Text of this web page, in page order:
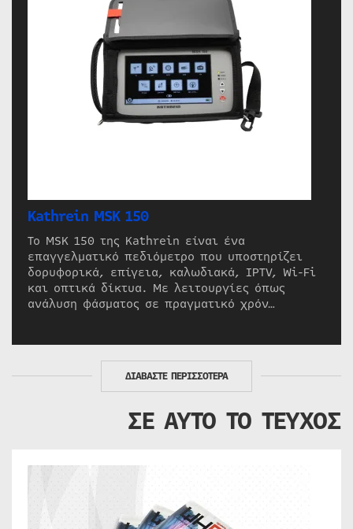
Kathrein MSK 150
Το MSK 150 της Kathrein είναι ένα
επαγγελματικό πεδιόμετρο που υποστηρίζει
δορυφορικά, επίγεια, καλωδιακά, IPTV, Wi-Fi
και οπτικά δίκτυα. Με λειτουργίες όπως
ανάλυση φάσματος σε πραγματικό χρόν…
ΔΙΑΒΑΣΤΕ ΠΕΡΙΣΣΟΤΕΡΑ
ΣΕ ΑΥΤΟ ΤΟ ΤΕΥΧΟΣ